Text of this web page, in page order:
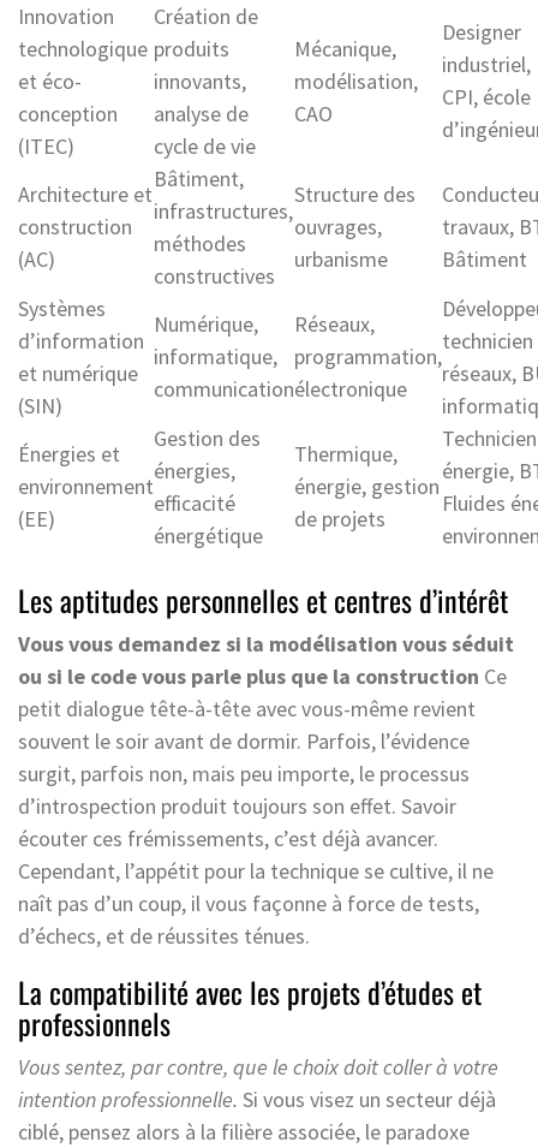
Innovation
technologique
et éco-
conception
(ITEC)
Création de
produits
innovants,
analyse de
cycle de vie
Mécanique,
modélisation,
CAO
Designer
industriel,
CPI, école
Architecture et
construction
(AC)
Bâtiment,
infrastructures,
méthodes
constructives
Structure des
ouvrages,
urbanisme
travaux,
Bâtiment
Systèmes
d’information
et numérique
(SIN)
Numérique,
informatique,
communication
Réseaux,
programmation,
électronique
technicien
réseaux,
Énergies et
environnement
(EE)
Gestion des
énergies,
efficacité
énergétique
Thermique,
énergie, gestion
de projets
énergie,
Fluides
Les aptitudes personnelles et centres d’intérêt
Vous vous demandez si la modélisation vous séduit
ou si le code vous parle plus que la construction Ce
petit dialogue tête-à-tête avec vous-même revient
souvent le soir avant de dormir. Parfois, l’évidence
surgit, parfois non, mais peu importe, le processus
d’introspection produit toujours son effet. Savoir
écouter ces frémissements, c’est déjà avancer.
Cependant, l’appétit pour la technique se cultive, il ne
naît pas d’un coup, il vous façonne à force de tests,
d’échecs, et de réussites ténues.
La compatibilité avec les projets d’études et
professionnels
Vous sentez, par contre, que le choix doit coller à votre
intention professionnelle. Si vous visez un secteur déjà
ciblé, pensez alors à la filière associée, le paradoxe